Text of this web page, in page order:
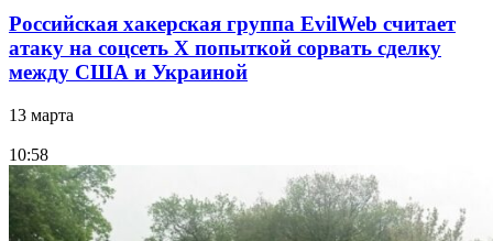
Российская хакерская группа EvilWeb считает
атаку на соцсеть Х попыткой сорвать сделку
между США и Украиной
13 марта
10:58